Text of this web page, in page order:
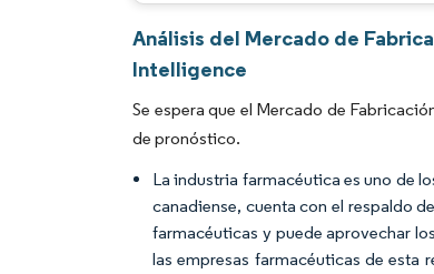
Análisis del Mercado de
Intelligence
Se espera que el Mercado de
de pronóstico.
La industria farmacéutica es uno de
canadiense, cuenta con el respaldo
farmacéuticas y puede aprovechar
las empresas farmacéuticas de esta